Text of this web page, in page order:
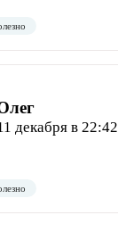
декабря в 22:42